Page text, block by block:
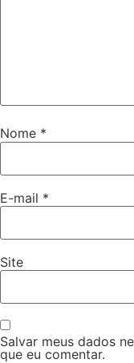
Nome *
E-mail *
Site
Salvar meus dados
que eu comentar.